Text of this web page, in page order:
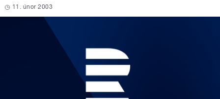
11. únor 2003